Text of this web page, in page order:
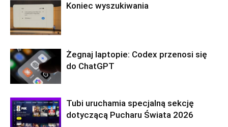
Koniec wyszukiwania
Żegnaj laptopie: Codex przenosi się
do ChatGPT
Tubi uruchamia specjalną sekcję
dotyczącą Pucharu Świata 2026